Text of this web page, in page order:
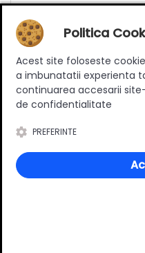
Plăcuță balamale Häfele
Metalla 110/310 SM , cu
D=0mm
Politica
Acest site foloseste
a imbunatatii experienta
continuarea accesarii site-
de confidentialitate
PREFERINTE